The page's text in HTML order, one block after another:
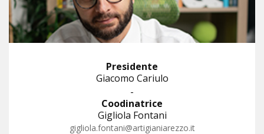
Presidente
Giacomo Cariulo
-
Coodinatrice
Gigliola Fontani
gigliola.fontani@artigianiarezzo.it